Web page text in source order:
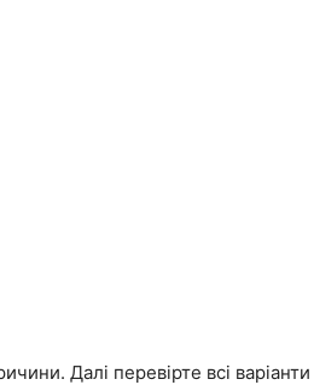
Далі перевірте всі варіанти